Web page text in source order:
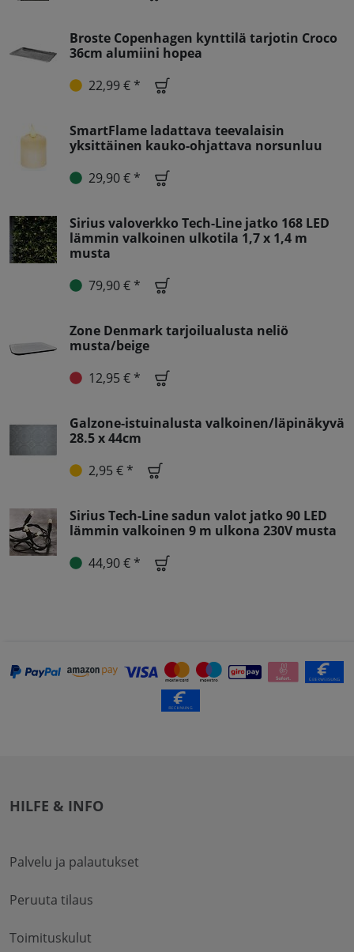
Broste Copenhagen kynttilä tarjotin Croco
36cm alumiini hopea
22,99 € *
SmartFlame ladattava teevalaisin
yksittäinen kauko-ohjattava norsunluu
29,90 € *
Sirius valoverkko Tech-Line jatko 168 LED
lämmin valkoinen ulkotila 1,7 x 1,4 m
musta
79,90 € *
Zone Denmark tarjoilualusta neliö
musta/beige
12,95 € *
Galzone-istuinalusta valkoinen/läpinäkyvä
28.5 x 44cm
2,95 € *
Sirius Tech-Line sadun valot jatko 90 LED
lämmin valkoinen 9 m ulkona 230V musta
44,90 € *
HILFE & INFO
Palvelu ja palautukset
Peruuta tilaus
Toimituskulut